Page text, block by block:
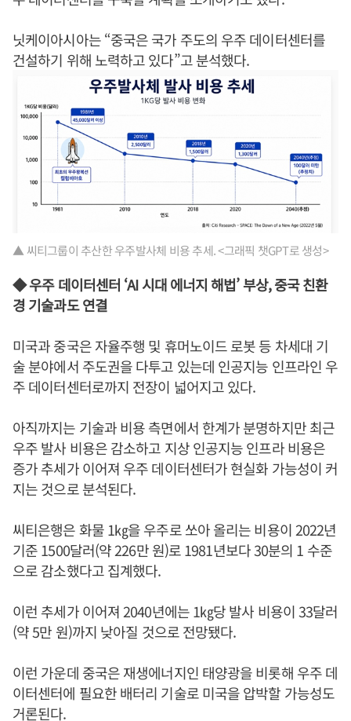
닛케이아시아는 “중국은 국가 주도의 우주 데이터센터를
건설하기 위해 노력하고 있다”고 분석했다.
▲ 씨티그룹이 추산한 우주발사체 비용 추세. <그래픽 챗GPT로 생성>
◆ 우주 데이터센터 ‘AI 시대 에너지 해법’ 부상, 중국 친환
경 기술과도 연결
미국과 중국은 자율주행 및 휴머노이드 로봇 등 차세대 기
술 분야에서 주도권을 다투고 있는데 인공지능 인프라인 우
주 데이터센터로까지 전장이 넓어지고 있다.
아직까지는 기술과 비용 측면에서 한계가 분명하지만 최근
우주 발사 비용은 감소하고 지상 인공지능 인프라 비용은
증가 추세가 이어져 우주 데이터센터가 현실화 가능성이 커
지는 것으로 분석된다.
씨티은행은 화물 1㎏을 우주로 쏘아 올리는 비용이 2022년
기준 1500달러(약 226만 원)로 1981년보다 30분의 1 수준
으로 감소했다고 집계했다.
이런 추세가 이어져 2040년에는 1㎏당 발사 비용이 33달러
(약 5만 원)까지 낮아질 것으로 전망됐다.
이런 가운데 중국은 재생에너지인 태양광을 비롯해 우주 데
이터센터에 필요한 배터리 기술로 미국을 압박할 가능성도
거론된다.